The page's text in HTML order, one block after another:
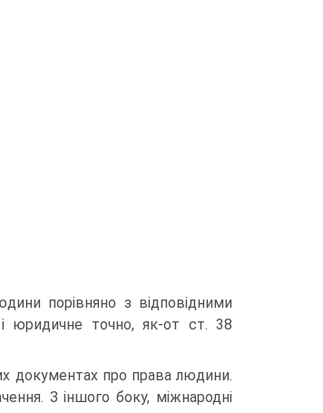
порівняно з відповідними
юридичне точно, як-от ст. 38
документах про права людини.
З іншого боку, міжнародні